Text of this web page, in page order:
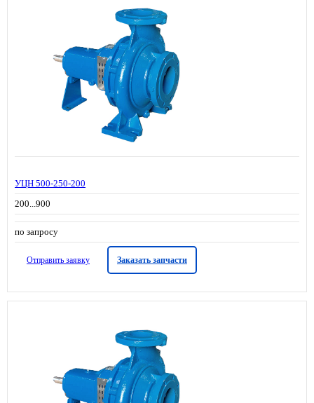
УЦН 500-250-200
200...900
по запросу
Отправить заявку Заказать запчасти